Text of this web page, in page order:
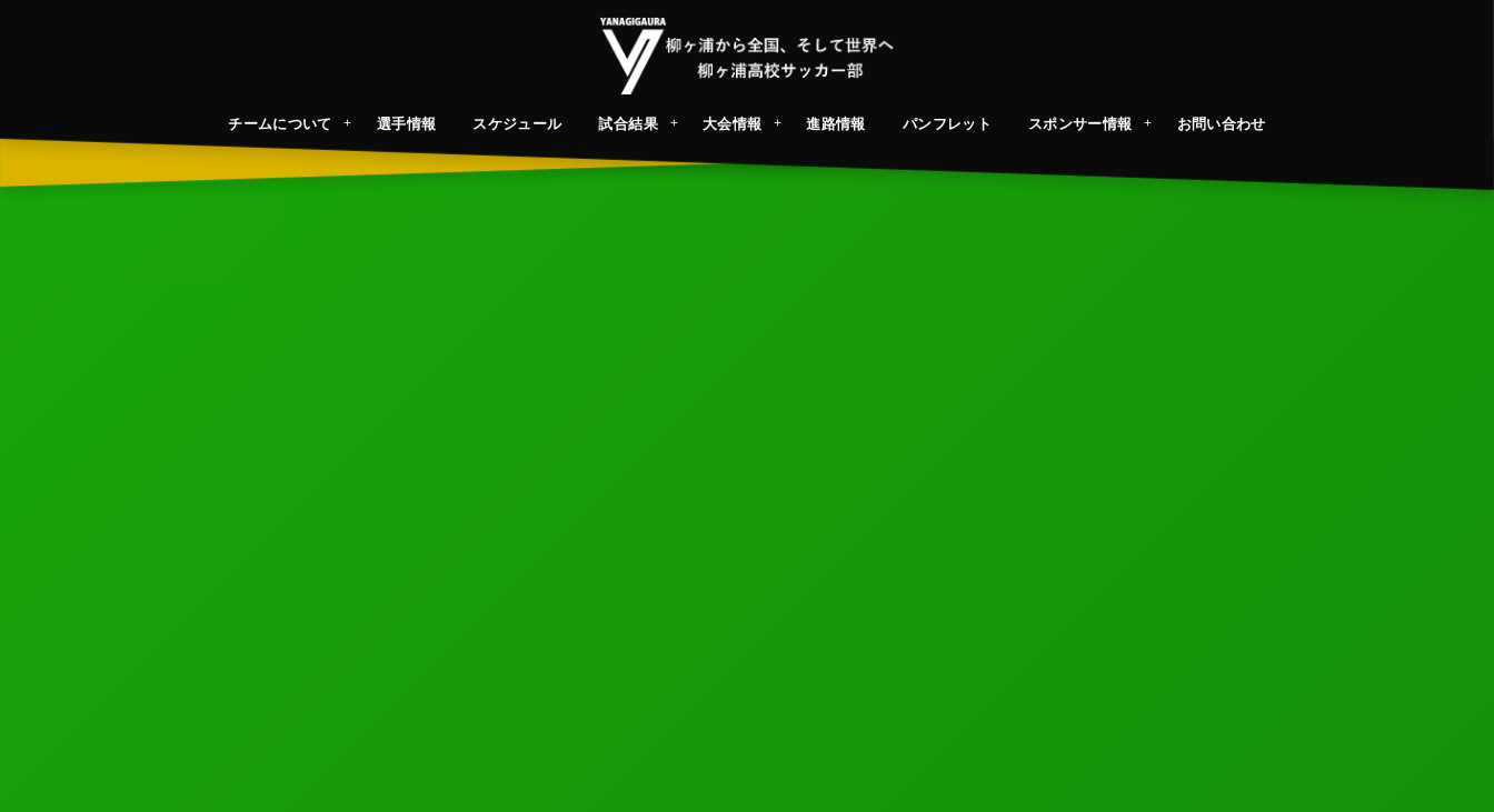
チームについて 選手情報 スケジュール 試合結果 大会情報 進路情報 パンフレット スポンサー情報 お問い合わせ